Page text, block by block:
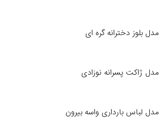
مدل بلوز دخترانه گره ای
مدل ژاکت پسرانه نوزادی
مدل لباس بارداری واسه بیرون